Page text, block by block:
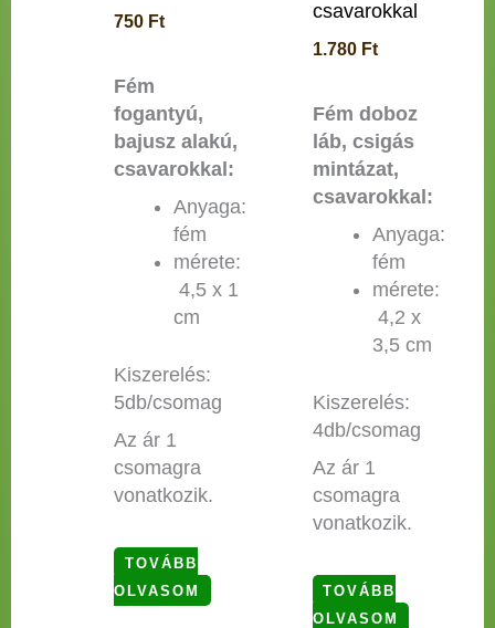
750 Ft
Fém
fogantyú,
bajusz alakú,
csavarokkal:
Anyaga:
fém
mérete:
4,5 x 1
cm
Kiszerelés:
5db/csomag
Az ár 1
csomagra
vonatkozik.
TOVÁBB
OLVASOM
csavarokkal
1.780 Ft
Fém doboz
láb, csigás
mintázat,
csavarokkal:
Anyaga:
fém
mérete:
4,2 x
3,5 cm
Kiszerelés:
4db/csomag
Az ár 1
csomagra
vonatkozik.
TOVÁBB
OLVASOM